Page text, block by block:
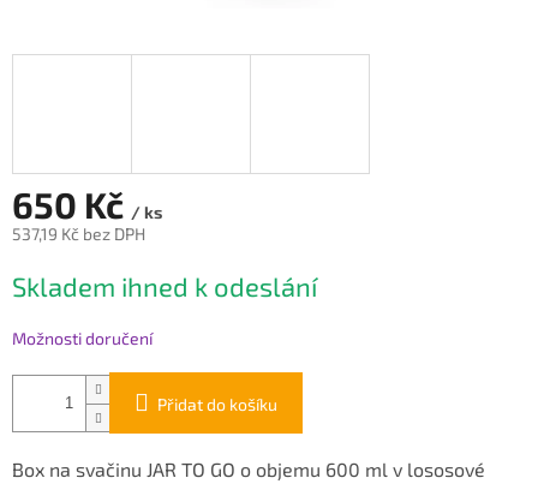
650 Kč / ks
537,19 Kč bez DPH
cena:
Skladem ihned k odeslání
Možnosti doručení
Přidat do košíku
Box na svačinu JAR TO GO o objemu 600 ml v lososové